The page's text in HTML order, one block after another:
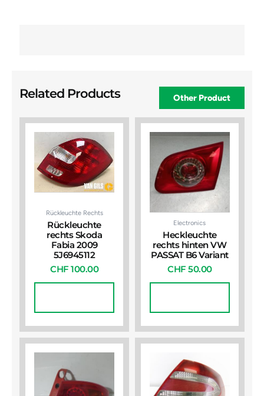
Related Products Other Product
Rückleuchte Rechts
Rückleuchte
rechts Skoda
Fabia 2009
5J6945112
CHF 100.00
Electronics
Heckleuchte
rechts hinten VW
PASSAT B6 Variant
CHF 50.00